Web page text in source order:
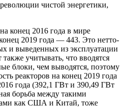
чистой энергетики,
конец 2016 года в мире
2019 года — ​443. Это нетто-
и выведенных из эксплуатации
учитывать, что вводятся
блоки, чем выводятся, поэтому
реакторов на конец 2019 года
года (392,1 ГВт и 390,49 ГВт
борьба между такими
как США и Китай, тоже